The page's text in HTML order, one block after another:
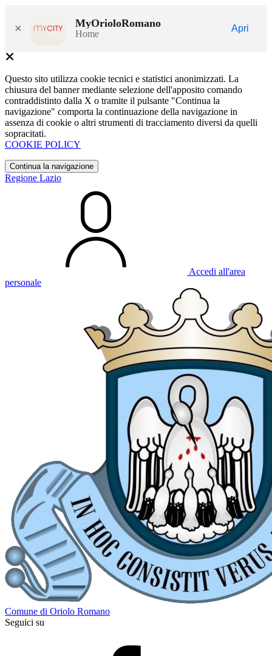
× MyOrioloRomano
Home
Apri
Questo sito utilizza cookie tecnici e statistici anonimizzati. La
chiusura del banner mediante selezione dell'apposito comando
contraddistinto dalla X o tramite il pulsante "Continua la
navigazione" comporta la continuazione della navigazione in
assenza di cookie o altri strumenti di tracciamento diversi da quelli
sopracitati.
COOKIE POLICY
Continua la navigazione
Regione Lazio
Accedi all'area
personale
Comune di Oriolo Romano
Seguici su